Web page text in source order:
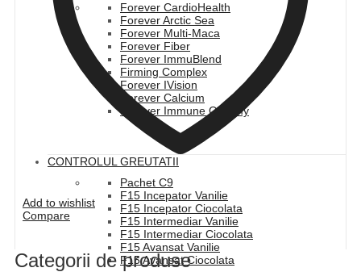
Forever CardioHealth
Forever Arctic Sea
Forever Multi-Maca
Forever Fiber
Forever ImmuBlend
Firming Complex
Forever IVision
Forever Calcium
Forever Immune Gummy
CONTROLUL GREUTATII
Pachet C9
F15 Incepator Vanilie
F15 Incepator Ciocolata
F15 Intermediar Vanilie
F15 Intermediar Ciocolata
F15 Avansat Vanilie
F15 Avansat Ciocolata
Add to wishlist
Compare
Categorii de produse